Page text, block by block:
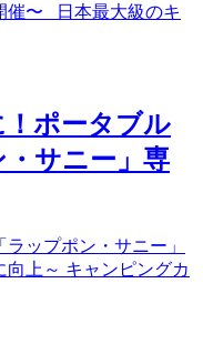
催〜 日本最大級のキ
ポータブル
・サニー」専
ップポン・サニー」
上～ キャンピングカ